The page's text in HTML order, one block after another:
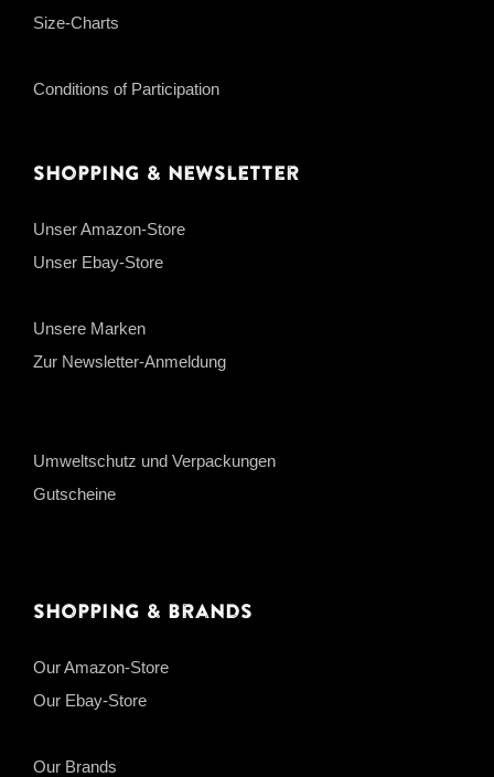
Size-Charts
Conditions of Participation
Shopping & Newsletter
Unser Amazon-Store
Unser Ebay-Store
Unsere Marken
Zur Newsletter-Anmeldung
Umweltschutz und Verpackungen
Gutscheine
Shopping & Brands
Our Amazon-Store
Our Ebay-Store
Our Brands